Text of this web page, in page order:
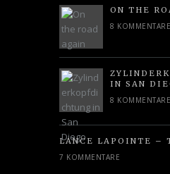
ON THE
8 KOMMENTARE
IN SAN
8 KOMMENTARE
LANCE LAPOINTE –
7 KOMMENTARE